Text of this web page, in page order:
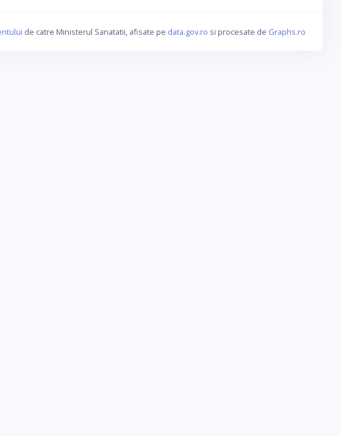
de catre Ministerul Sanatatii, afisate pe data.gov.ro si procesate de Graphs.ro
altele!